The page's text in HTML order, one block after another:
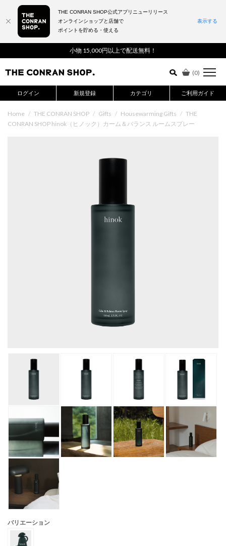
小物 15,000円以上で配送無料！
(0)
ログイン 新規登録 カテゴリ ご利用ガイド
詳細検索はこちら
Home / THE CONRAN SHOP / Gifts / Housewarming Gifts / THE
CONRAN SHOP hinok（ヒノック）カーム＆バランス ルームスプレー
バリエーション
THE CONRAN SHOP公式アプリニューリリース
オンラインショップと店舗で
ポイントを貯める・使える
表示する